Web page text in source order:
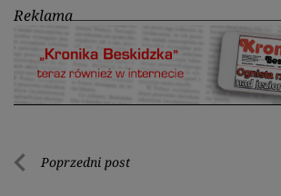
Reklama
Nawigacja
Poprzedni post